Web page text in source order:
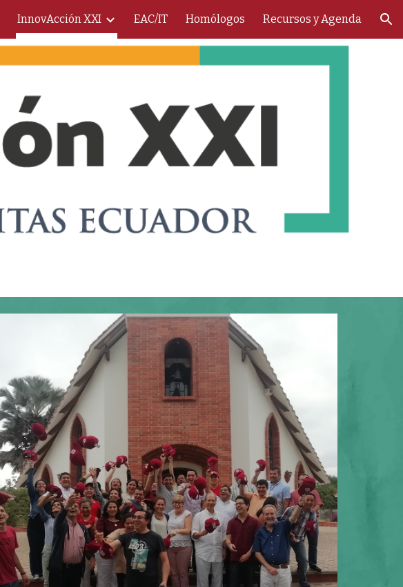
Skip to navigation
InnovAcción XXI EAC/IT Homólogos Recursos y Agenda